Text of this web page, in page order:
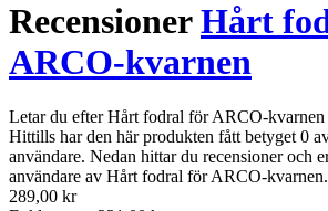
RecensionerHårt
ARCO-kvarnen
Letar du efter Hårt fodral för ARCO-kvarnen
Hittills har den här produkten fått betyget 0
användare. Nedan hittar du recensioner och
användare av Hårt fodral för ARCO-kvarnen.
289,00 kr